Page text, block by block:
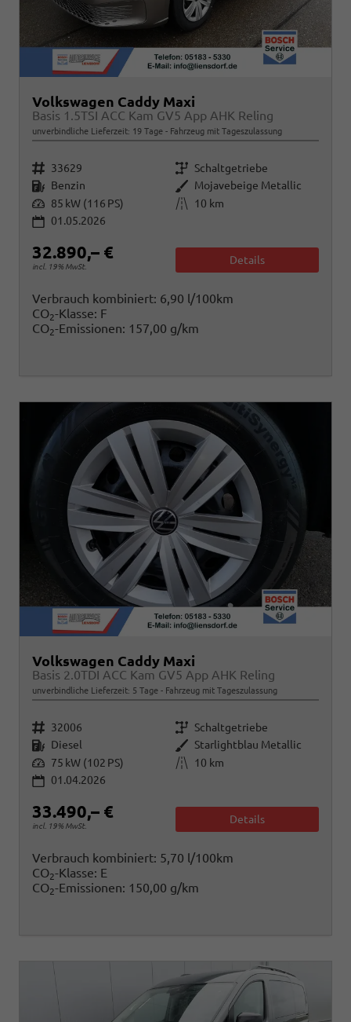
Volkswagen Caddy Maxi
Basis 1.5TSI ACC Kam GV5 App AHK Reling
unverbindliche Lieferzeit: 19 Tage Fahrzeug mit Tageszulassung
Fahrzeugnr. 33629 Getriebe Schaltgetriebe
Kraftstoff Benzin Außenfarbe Mojavebeige Metallic
Leistung 85 kW (116 PS) Kilometerstand
10 km
01.05.2026
32.890,– €
incl. 19% MwSt.
Details
Verbrauch kombiniert: 6,90 l/100km
CO2-Klasse: F
CO2-Emissionen: 157,00 g/km
Volkswagen Caddy Maxi
Basis 2.0TDI ACC Kam GV5 App AHK Reling
unverbindliche Lieferzeit: 5 Tage Fahrzeug mit Tageszulassung
Fahrzeugnr. 32006 Getriebe Schaltgetriebe
Kraftstoff Diesel Außenfarbe Starlightblau Metallic
Leistung 75 kW (102 PS) Kilometerstand
10 km
01.04.2026
33.490,– €
incl. 19% MwSt.
Details
Verbrauch kombiniert: 5,70 l/100km
CO2-Klasse: E
CO2-Emissionen: 150,00 g/km